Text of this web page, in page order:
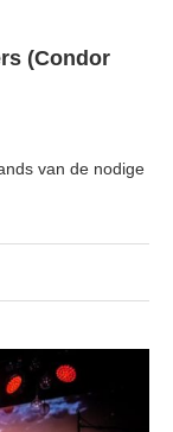
(Condor
van de nodige